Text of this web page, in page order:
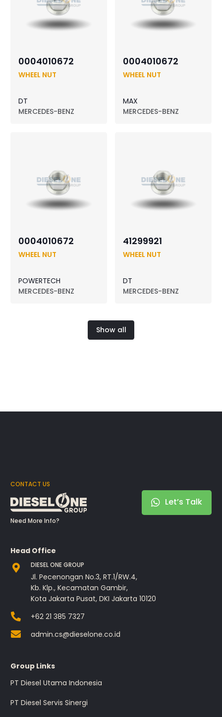
0004010672
WHEEL NUT
DT
MERCEDES-BENZ
0004010672
WHEEL NUT
MAX
MERCEDES-BENZ
0004010672
WHEEL NUT
POWERTECH
MERCEDES-BENZ
41299921
WHEEL NUT
DT
MERCEDES-BENZ
Show all
CONTACT US
Need More Info?
Let’s Talk
Head Office
DIESEL ONE GROUP
Jl. Pecenongan No.3, RT.1/RW.4,
Kb. Klp., Kecamatan Gambir,
Kota Jakarta Pusat, DKI Jakarta 10120
+62 21 385 7327
admin.cs@dieselone.co.id
Group Links
PT Diesel Utama Indonesia
PT Diesel Servis Sinergi